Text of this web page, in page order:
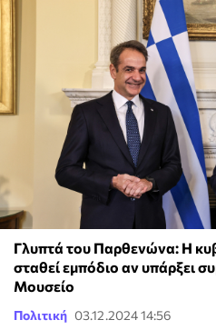
Γλυπτά του Παρθενώνα: Η
σταθεί εμπόδιο αν υπάρξει
Μουσείο
Πολιτική 03.12.2024 14:56